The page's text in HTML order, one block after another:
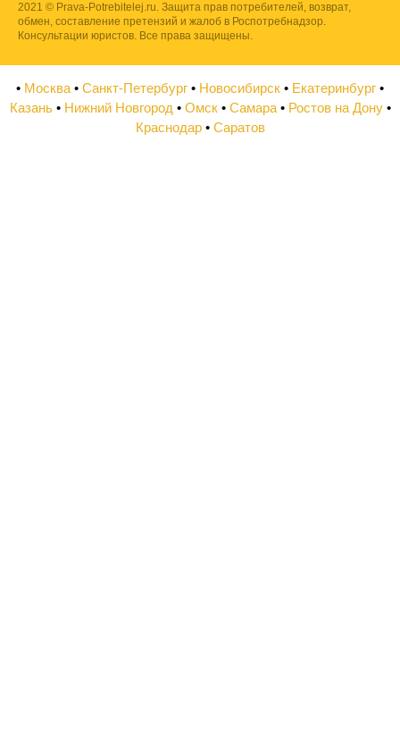
2021 © Prava-Potrebitelej.ru. Защита прав потребителей, возврат,
обмен, составление претензий и жалоб в Роспотребнадзор.
Консультации юристов. Все права защищены.
• Москва • Санкт-Петербург • Новосибирск • Екатеринбург •
Казань• Нижний Новгород • Омск• Самара• Ростов на Дону•
Краснодар• Саратов